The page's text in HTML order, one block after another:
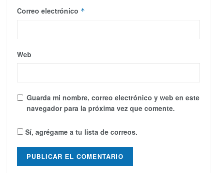
Correo electrónico *
Web
Guarda mi nombre, correo electrónico y web en este
navegador para la próxima vez que comente.
Sí, agrégame a tu lista de correos.